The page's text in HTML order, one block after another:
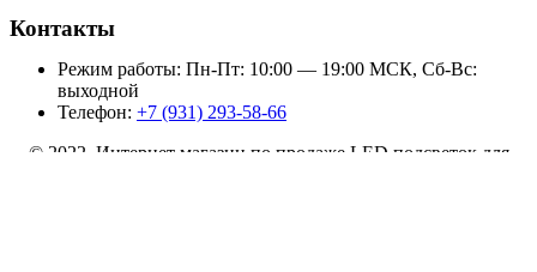
Контакты
Режим работы: Пн-Пт: 10:00 — 19:00 МСК, Сб-Вс:
выходной
Телефон: +7 (931) 293-58-66
© 2022 Интернет магазин по продаже LED подсветок для